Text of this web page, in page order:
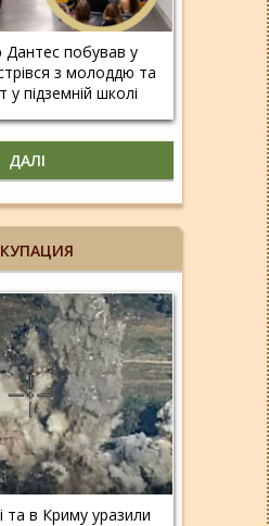
побував у
з молоддю та
у підземній школі
ДАЛІ
та в Криму уразили